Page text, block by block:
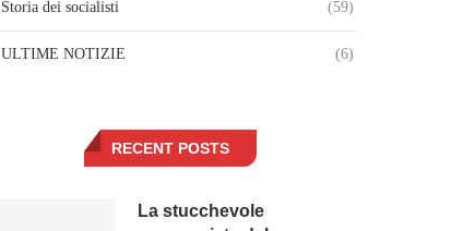
Storia dei socialisti (59)
ULTIME NOTIZIE (6)
RECENT POSTS
La stucchevole